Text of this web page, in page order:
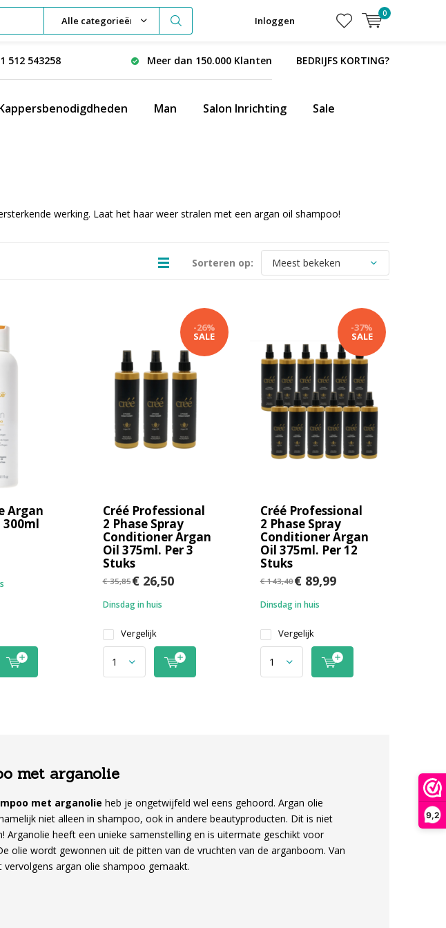
9,2
Alle categorieën Inloggen
0
512 543258 Meer dan 150.000 Klanten BEDRIJFS KORTING?
Man Salon Inrichting Sale
werking. Laat het haar weer stralen met een argan oil shampoo!
Sorteren op:
Argan
300ml
Créé Professional
2 Phase Spray
Conditioner Argan
Oil 375ml. Per 3
Stuks
-26%
SALE
€ 35,85€ 26,50
Dinsdag in huis
Vergelijk
Créé Professional
2 Phase Spray
Conditioner Argan
Oil 375ml. Per 12
Stuks
-37%
SALE
€ 143,40€ 89,99
Dinsdag in huis
Vergelijk
met arganolie
met arganolie heb je ongetwijfeld wel eens gehoord. Argan olie
niet alleen in shampoo, ook in andere beautyproducten. Dit is niet
Arganolie heeft een unieke samenstelling en is uitermate geschikt voor
olie wordt gewonnen uit de pitten van de vruchten van de arganboom. Van
vervolgens argan olie shampoo gemaakt.
van Kappersshop vind je uitsluitend de beste shampoos met arganolie